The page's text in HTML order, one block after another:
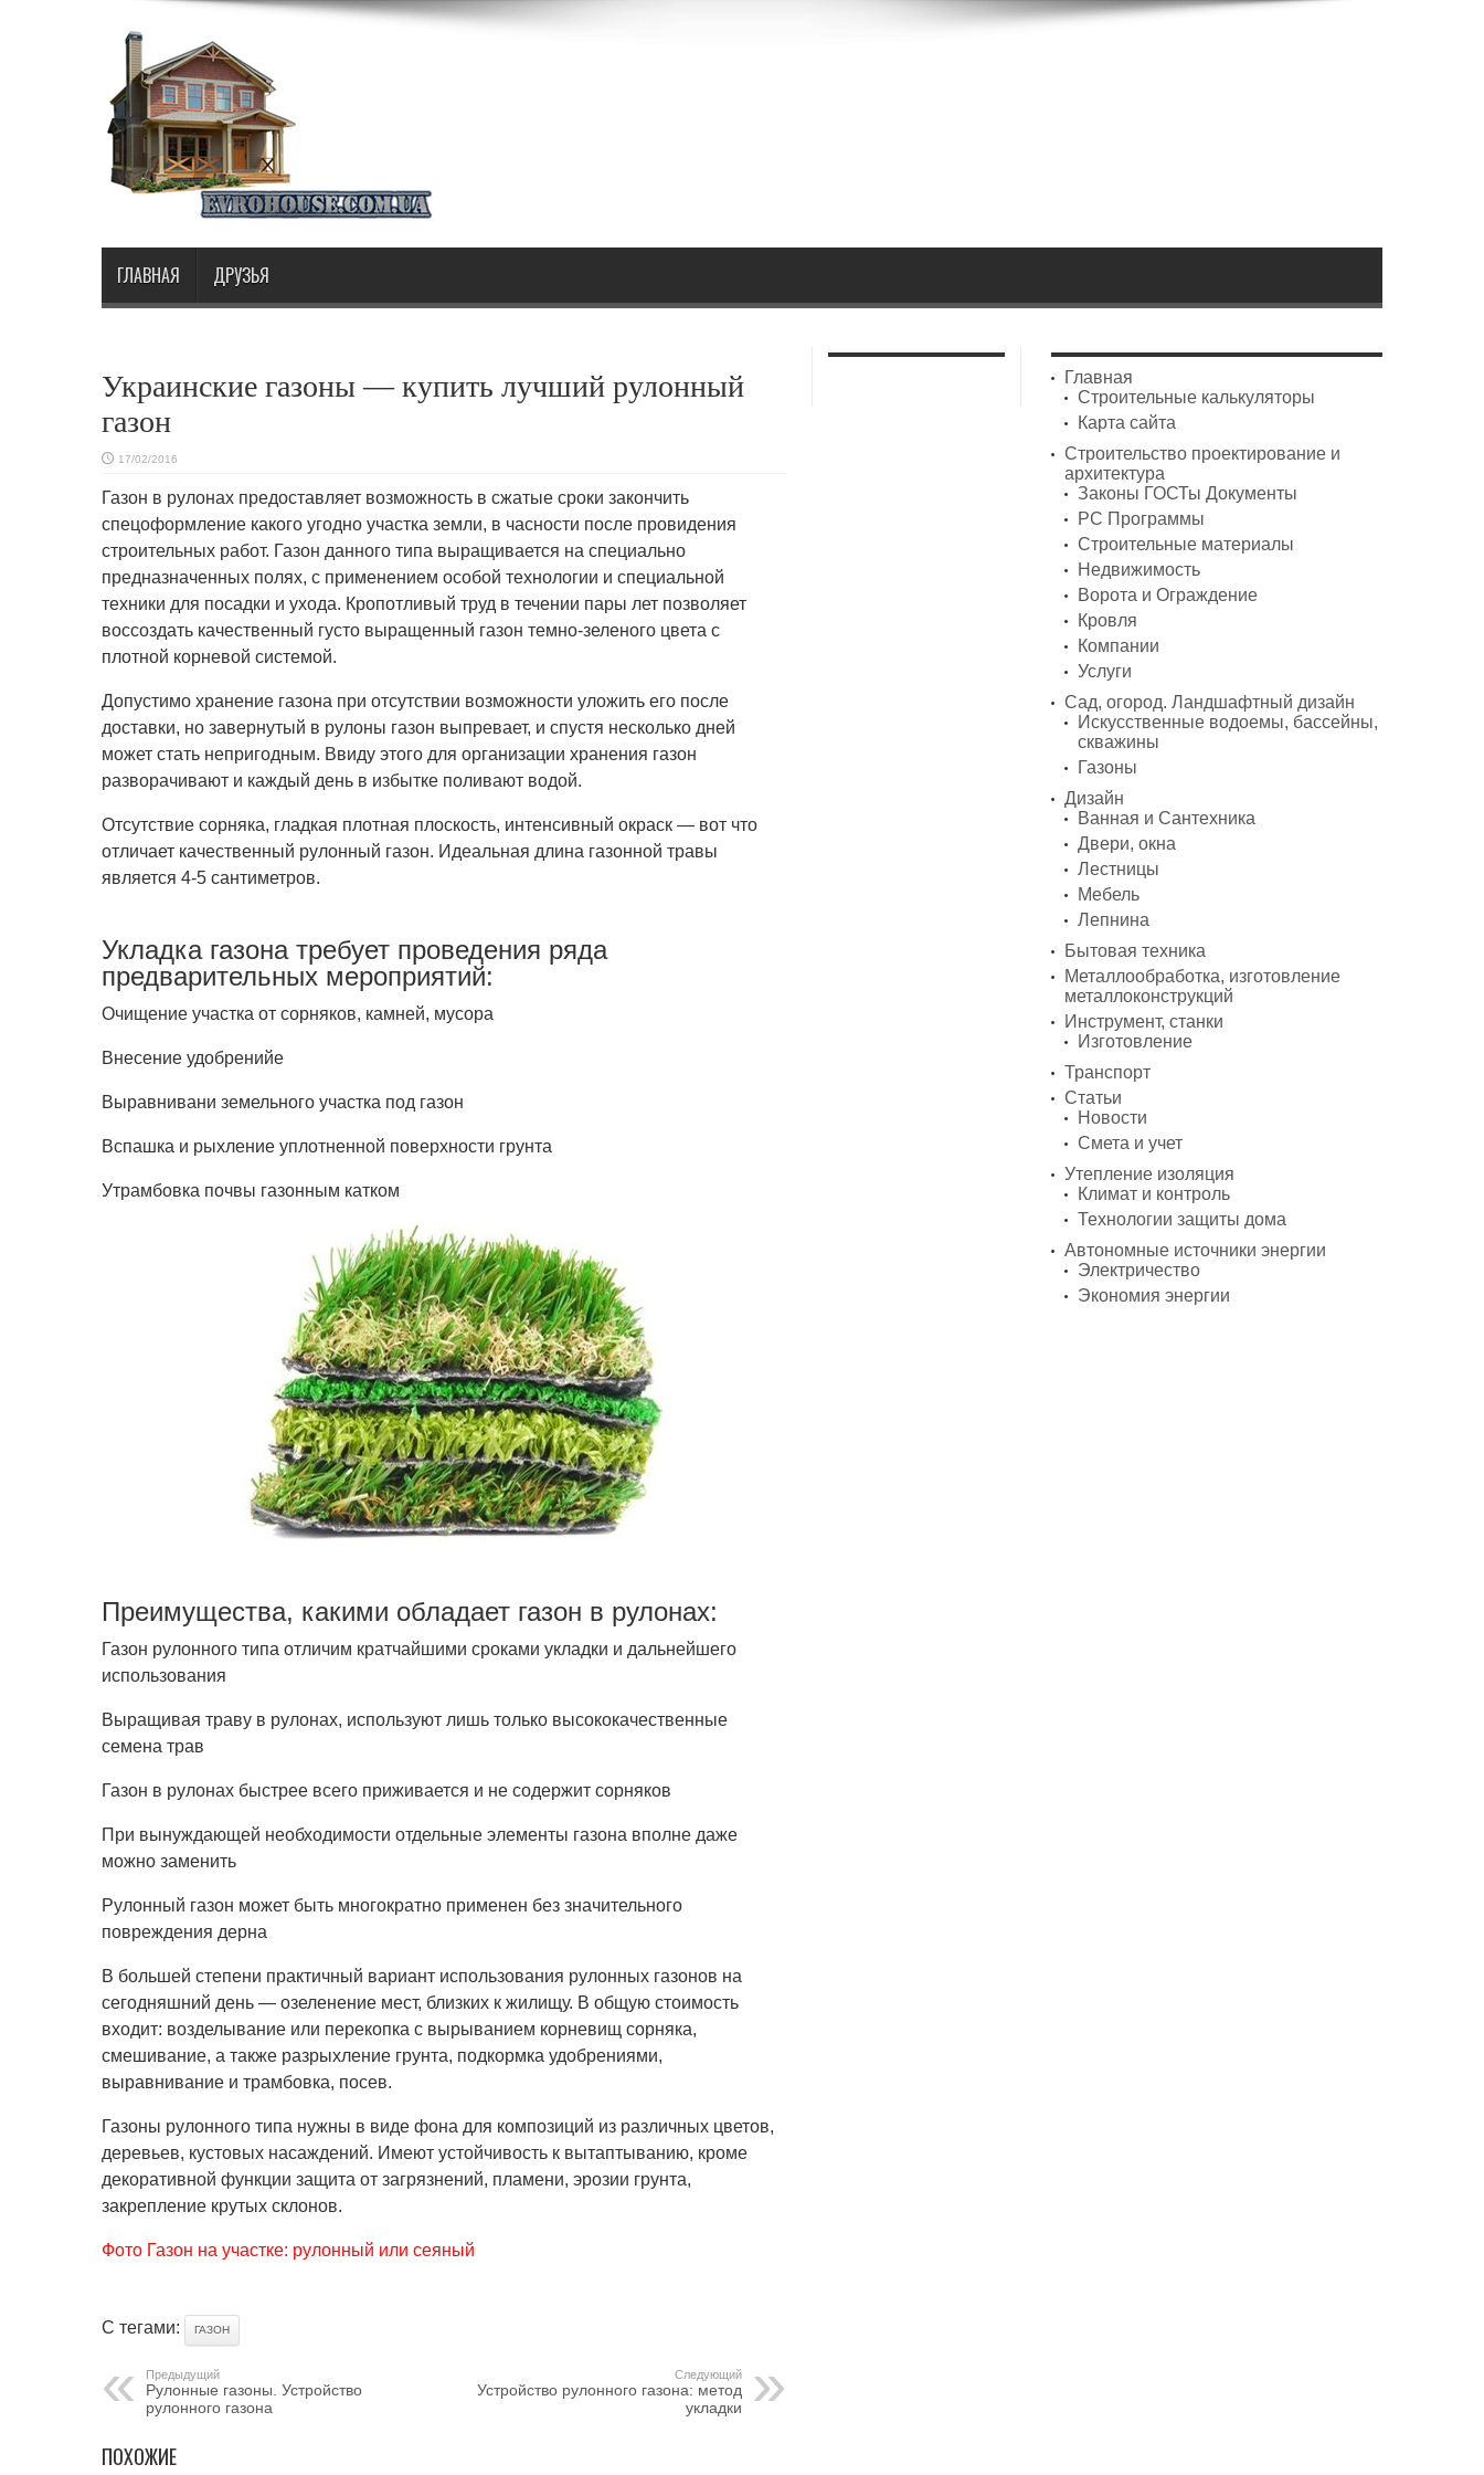
ГЛАВНАЯ ДРУЗЬЯ
Украинские газоны — купить лучший рулонный
газон
17/02/2016
Газон в рулонах предоставляет возможность в сжатые сроки закончить
спецоформление какого угодно участка земли, в часности после провидения
строительных работ. Газон данного типа выращивается на специально
предназначенных полях, с применением особой технологии и специальной
техники для посадки и ухода. Кропотливый труд в течении пары лет позволяет
воссоздать качественный густо выращенный газон темно-зеленого цвета с
плотной корневой системой.
Допустимо хранение газона при отсутствии возможности уложить его после
доставки, но завернутый в рулоны газон выпревает, и спустя несколько дней
может стать непригодным. Ввиду этого для организации хранения газон
разворачивают и каждый день в избытке поливают водой.
Отсутствие сорняка, гладкая плотная плоскость, интенсивный окраск — вот что
отличает качественный рулонный газон. Идеальная длина газонной травы
является 4-5 сантиметров.
Укладка газона требует проведения ряда
предварительных мероприятий:
Очищение участка от сорняков, камней, мусора
Внесение удобренийе
Выравнивани земельного участка под газон
Вспашка и рыхление уплотненной поверхности грунта
Утрамбовка почвы газонным катком
Преимущества, какими обладает газон в рулонах:
Газон рулонного типа отличим кратчайшими сроками укладки и дальнейшего
использования
Выращивая траву в рулонах, используют лишь только высококачественные
семена трав
Газон в рулонах быстрее всего приживается и не содержит сорняков
При вынуждающей необходимости отдельные элементы газона вполне даже
можно заменить
Рулонный газон может быть многократно применен без значительного
повреждения дерна
В большей степени практичный вариант использования рулонных газонов на
сегодняшний день — озеленение мест, близких к жилищу. В общую стоимость
входит: возделывание или перекопка с вырыванием корневищ сорняка,
смешивание, а также разрыхление грунта, подкормка удобрениями,
выравнивание и трамбовка, посев.
Газоны рулонного типа нужны в виде фона для композиций из различных цветов,
деревьев, кустовых насаждений. Имеют устойчивость к вытаптыванию, кроме
декоративной функции защита от загрязнений, пламени, эрозии грунта,
закрепление крутых склонов.
Фото Газон на участке: рулонный или сеяный
С тегами: ГАЗОН
Предыдущий
Рулонные газоны. Устройство
рулонного газона
Следующий
Устройство рулонного газона: метод
укладки
ПОХОЖИЕ
Главная
Строительные калькуляторы
Карта сайта
Строительство проектирование и
архитектура
Законы ГОСТы Документы
PC Программы
Строительные материалы
Недвижимость
Ворота и Ограждение
Кровля
Компании
Услуги
Сад, огород. Ландшафтный дизайн
Искусственные водоемы, бассейны,
скважины
Газоны
Дизайн
Ванная и Сантехника
Двери, окна
Лестницы
Мебель
Лепнина
Бытовая техника
Металлообработка, изготовление
металлоконструкций
Инструмент, станки
Изготовление
Транспорт
Статьи
Новости
Смета и учет
Утепление изоляция
Климат и контроль
Технологии защиты дома
Автономные источники энергии
Электричество
Экономия энергии